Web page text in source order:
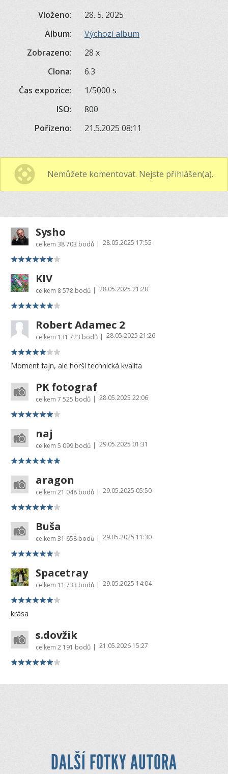
Vloženo:
28. 5. 2025
Album:
Výchozí album
Zobrazeno:
28 x
Clona:
6.3
Čas expozice:
1/5000 s
ISO:
800
Pořízeno:
21.5.2025 08:11
Nemůžete komentovat. Nejste přihlášen(a).
Sysho
celkem 38 703 bodů | 28.05.2025 17:55
KIV
celkem 8 578 bodů | 28.05.2025 21:20
Robert Adamec 2
celkem 131 723 bodů | 28.05.2025 21:26
Moment fajn, ale horší technická kvalita
PK fotograf
celkem 7 525 bodů | 28.05.2025 22:06
naj
celkem 5 099 bodů | 29.05.2025 01:31
aragon
celkem 21 048 bodů | 29.05.2025 05:50
Buša
celkem 31 658 bodů | 29.05.2025 11:30
Spacetray
celkem 11 733 bodů | 29.05.2025 14:04
krása
s.dovžik
celkem 2 191 bodů | 21.05.2026 15:27
DALŠÍ FOTKY AUTORA